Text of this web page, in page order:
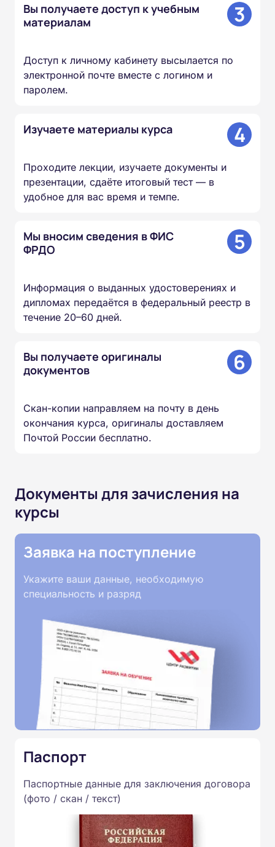
Вы получаете доступ к учебным
материалам
3
Доступ к личному кабинету высылается по
электронной почте вместе с логином и
паролем.
Изучаете материалы курса 4
Проходите лекции, изучаете документы и
презентации, сдаёте итоговый тест — в
удобное для вас время и темпе.
Мы вносим сведения в ФИС
ФРДО
5
Информация о выданных удостоверениях и
дипломах передаётся в федеральный реестр в
течение 20–60 дней.
Вы получаете оригиналы
документов
6
Скан-копии направляем на почту в день
окончания курса, оригиналы доставляем
Почтой России бесплатно.
Документы для зачисления на
курсы
Заявка на поступление
Укажите ваши данные, необходимую
специальность и разряд
Паспорт
Паспортные данные для заключения договора
(фото / скан / текст)